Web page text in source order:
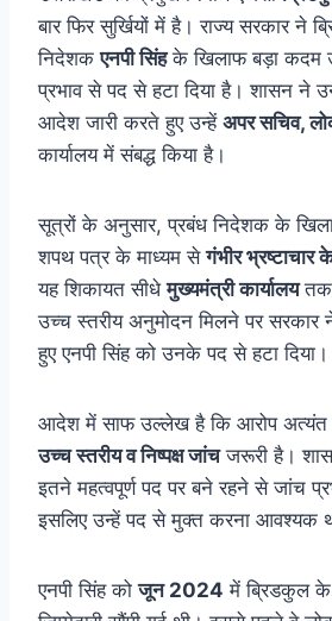
बार फिर सुर्खियों में है। राज्य सरकार ने
निदेशकएनपी सिंहके खिलाफ बड़ा कदम
प्रभाव से पद से हटा दिया है। शासन ने
आदेश जारी करते हुए उन्हें अपर सचिव,
कार्यालय में संबद्ध किया है।
सूत्रों के अनुसार, प्रबंध निदेशक के
शपथ पत्र के माध्यम सेगंभीर भ्रष्टाचार
यह शिकायत सीधेमुख्यमंत्री कार्यालयतक
उच्च स्तरीय अनुमोदन मिलने पर सरकार
हुए एनपी सिंह को उनके पद से हटा दिया।
आदेश में साफ उल्लेख है कि आरोप अत्यंत
उच्च स्तरीय व निष्पक्ष जांचजरूरी है।
इतने महत्वपूर्ण पद पर बने रहने से जांच
इसलिए उन्हें पद से मुक्त करना आवश्यक
एनपी सिंह कोजून 2024 में ब्रिडकुल